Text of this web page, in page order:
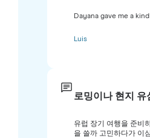
Dayana gave me a
Luis
로밍이나 현지 유
유럽 장기 여행을 준비
을 쓸까 고민하다가 이